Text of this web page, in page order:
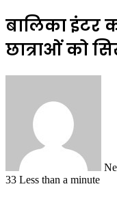
बालिका इंटर
छात्राओं को
33 Less than a minute